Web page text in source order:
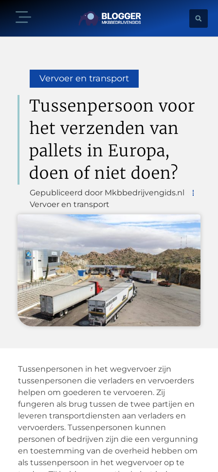
Vervoer en transport
Tussenpersoon voor
het verzenden van
pallets in Europa,
doen of niet doen?
Gepubliceerd door Mkbbedrijvengids.nl
Vervoer en transport
Tussenpersonen in het wegvervoer zijn
tussenpersonen die verladers en vervoerders
helpen om goederen te vervoeren. Zij
fungeren als brug tussen de twee partijen en
leveren transportdiensten aan verladers en
vervoerders. Tussenpersonen kunnen
personen of bedrijven zijn die een vergunning
en toestemming van de overheid hebben om
als tussenpersoon in het wegvervoer op te